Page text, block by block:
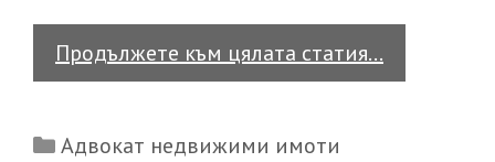
Продължете към цялата статия…
са
Categories
Адвокат недвижими имоти